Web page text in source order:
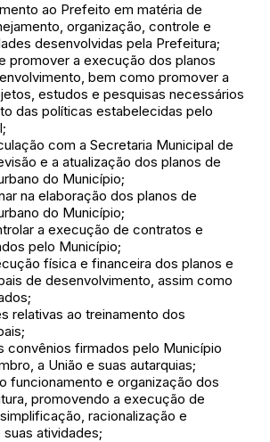
ao Prefeito em matéria de
organização, controle e
desenvolvidas pela Prefeitura;
promover a execução dos planos
bem como promover a
estudos e pesquisas necessários
das políticas estabelecidas pelo
com a Secretaria Municipal de
e a atualização dos planos de
do Município;
na elaboração dos planos de
do Município;
a execução de contratos e
pelo Município;
física e financeira dos planos e
de desenvolvimento, assim como
relativas ao treinamento dos
convênios firmados pelo Município
a União e suas autarquias;
funcionamento e organização dos
promovendo a execução de
racionalização e
atividades;